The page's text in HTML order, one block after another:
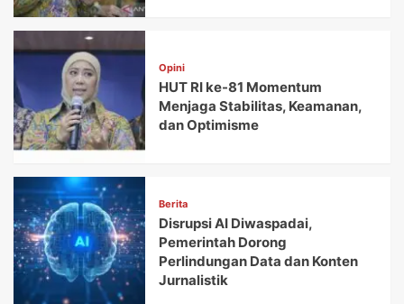
Opini
HUT RI ke-81 Momentum
Menjaga Stabilitas, Keamanan,
dan Optimisme
Berita
Disrupsi AI Diwaspadai,
Pemerintah Dorong
Perlindungan Data dan Konten
Jurnalistik